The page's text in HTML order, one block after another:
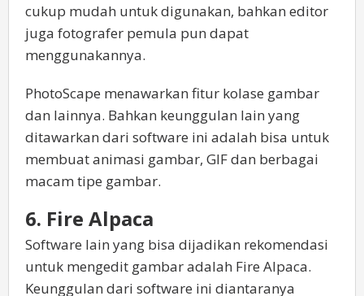
cukup mudah untuk digunakan, bahkan editor
juga fotografer pemula pun dapat
menggunakannya.
PhotoScape menawarkan fitur kolase gambar
dan lainnya. Bahkan keunggulan lain yang
ditawarkan dari software ini adalah bisa untuk
membuat animasi gambar, GIF dan berbagai
macam tipe gambar.
6. Fire Alpaca
Software lain yang bisa dijadikan rekomendasi
untuk mengedit gambar adalah Fire Alpaca.
Keunggulan dari software ini diantaranya